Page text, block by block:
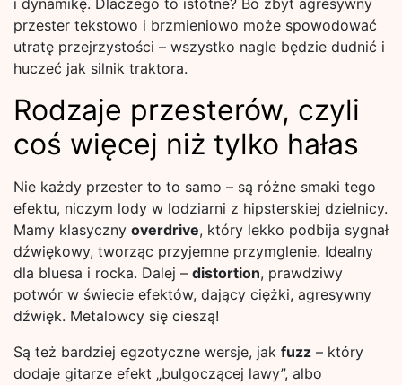
i dynamikę. Dlaczego to istotne? Bo zbyt agresywny
przester tekstowo i brzmieniowo może spowodować
utratę przejrzystości – wszystko nagle będzie dudnić i
huczeć jak silnik traktora.
Rodzaje przesterów, czyli
coś więcej niż tylko hałas
Nie każdy przester to to samo – są różne smaki tego
efektu, niczym lody w lodziarni z hipsterskiej dzielnicy.
Mamy klasyczny overdrive, który lekko podbija sygnał
dźwiękowy, tworząc przyjemne przymglenie. Idealny
dla bluesa i rocka. Dalej – distortion, prawdziwy
potwór w świecie efektów, dający ciężki, agresywny
dźwięk. Metalowcy się cieszą!
Są też bardziej egzotyczne wersje, jak fuzz – który
dodaje gitarze efekt „bulgoczącej lawy”, albo